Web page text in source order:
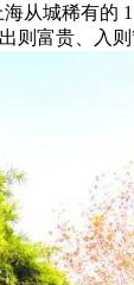
从城稀有的
富贵、入